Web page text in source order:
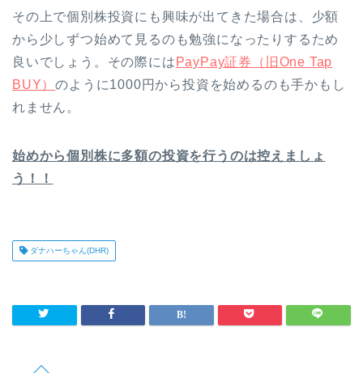
その上で個別株投資にも興味が出てきた場合は、少額
から少しずつ始めて見るのも勉強になったりするため
良いでしょう。その際には PayPay証券（旧One Tap
BUY）のように1000円から投資を始めるのも手かもし
れません。
始めから個別株に多額の投資を行うのは控えましょ
う！！
ダナハーちゃん(DHR)